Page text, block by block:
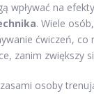
wpływać na
. Wiele
ćwiczeń,
zanim zwiększy
osoby